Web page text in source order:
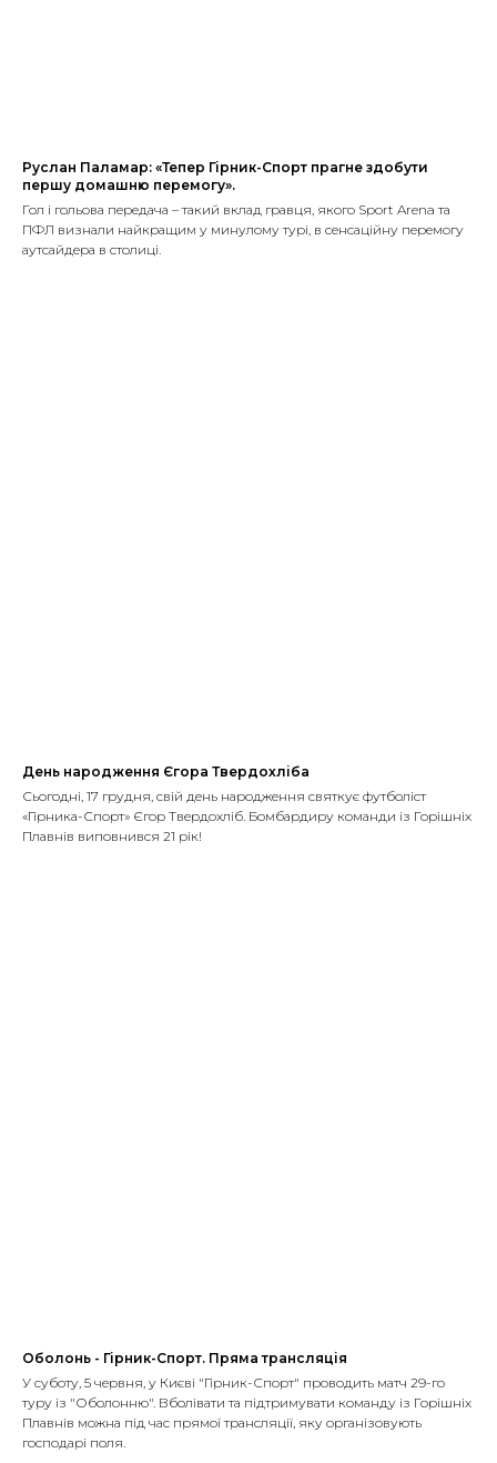
Руслан Паламар: «Тепер Гірник-Спорт прагне здобути
першу домашню перемогу».
Гол і гольова передача – такий вклад гравця, якого Sport Arena та
ПФЛ визнали найкращим у минулому турі, в сенсаційну перемогу
аутсайдера в столиці.
День народження Єгора Твердохліба
Сьогодні, 17 грудня, свій день народження святкує футболіст
«Гірника-Спорт» Єгор Твердохліб. Бомбардиру команди із Горішніх
Плавнів виповнився 21 рік!
Оболонь - Гірник-Спорт. Пряма трансляція
У суботу, 5 червня, у Києві "Гірник-Спорт" проводить матч 29-го
туру із "Оболонню". Вболівати та підтримувати команду із Горішніх
Плавнів можна під час прямої трансляції, яку організовують
господарі поля.